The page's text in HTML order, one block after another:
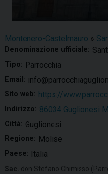
Montenero-Castelmauro »
Denominazione ufficiale:
Tipo: Parrocchia
Email:
Sito web: https://
Indirizzo: 86034 Guglionesi
Città: Guglionesi
Regione: Molise
Paese: Italia
Sac. don Stefano Chimisso